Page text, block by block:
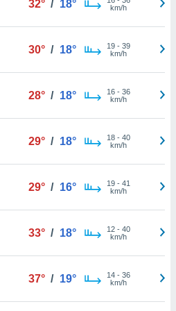
32° / 18°
km/h
30° / 18° 19- 39
km/h
28° / 18° 16- 36
km/h
29° / 18° 18- 40
km/h
29° / 16° 19- 41
km/h
33° / 18° 12- 40
km/h
37° / 19° 14- 36
km/h